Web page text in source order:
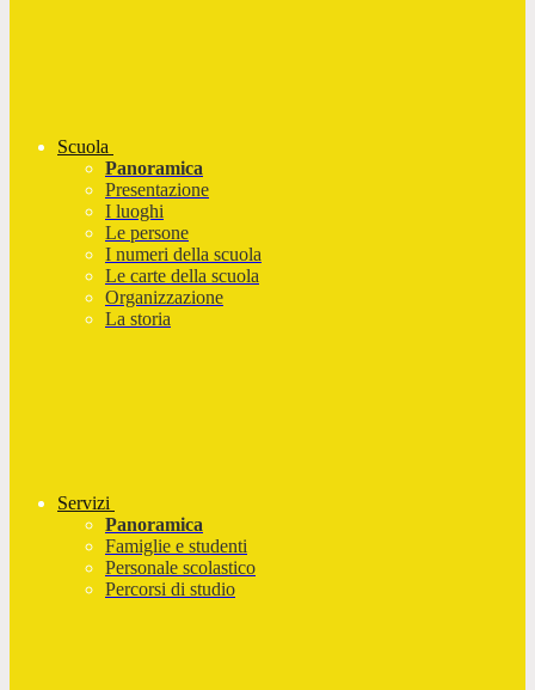
Scuola
Panoramica
Presentazione
I luoghi
Le persone
I numeri della scuola
Le carte della scuola
Organizzazione
La storia
Servizi
Panoramica
Famiglie e studenti
Personale scolastico
Percorsi di studio